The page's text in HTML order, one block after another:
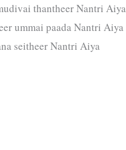
thantheer Nantri Aiya
ummai paada Nantri Aiya
seitheer Nantri Aiya